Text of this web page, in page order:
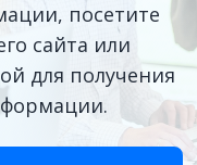
посетите
сайта или
для получения